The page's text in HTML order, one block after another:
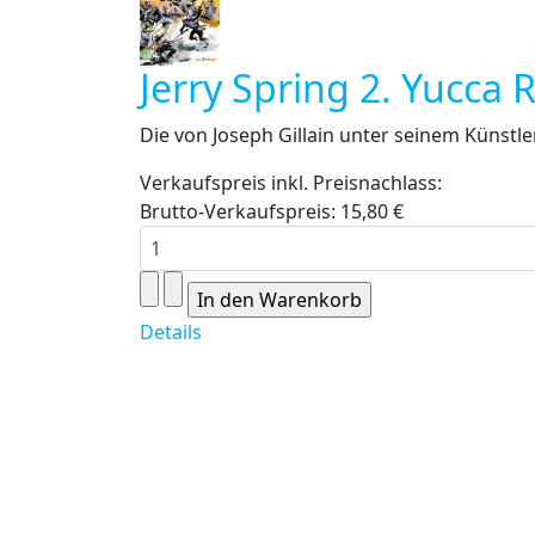
Jerry Spring 2. Yucca
Die von Joseph Gillain unter seinem
Verkaufspreis inkl. Preisnachlass:
Brutto-Verkaufspreis: 15,80 €
Details